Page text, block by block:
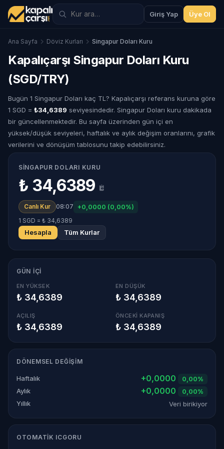
Giriş Yap Üye Ol
Ana Sayfa Döviz Kurları Singapur Doları Kuru
Kapalıçarşı Singapur Doları Kuru
(SGD/TRY)
Bugün 1 Singapur Doları kaç TL? Kapalıçarşı referans kuruna göre
1 SGD = ₺34,6389 seviyesindedir. Singapur Doları kuru dakikada
bir güncellenmektedir. Bu sayfa üzerinden gün içi en
yüksek/düşük seviyeleri, haftalık ve aylık değişim oranlarını, grafik
verilerini ve dönüşüm tablosunu takip edebilirsiniz.
SINGAPUR DOLARI KURU
₺ 34,6389
Canlı Kur 08:07 +0,0000 (0,00%)
1 SGD = ₺ 34,6389
Hesapla Tüm Kurlar
GÜN İÇI
EN YÜKSEK
₺ 34,6389
EN DÜŞÜK
₺ 34,6389
AÇILIŞ
₺ 34,6389
ÖNCEKI KAPANIŞ
₺ 34,6389
DÖNEMSEL DEĞIŞIM
Haftalık +0,0000 0,00%
Aylık +0,0000 0,00%
Yıllık Veri birikiyor
OTOMATIK ICGORU